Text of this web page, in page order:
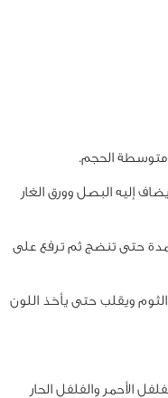
الحجم.
إليه البصل وورق الغار
حتى تنضج ثم ترفع على
ويقلب حتى يأخذ اللون
الأحمر والفلفل الحار